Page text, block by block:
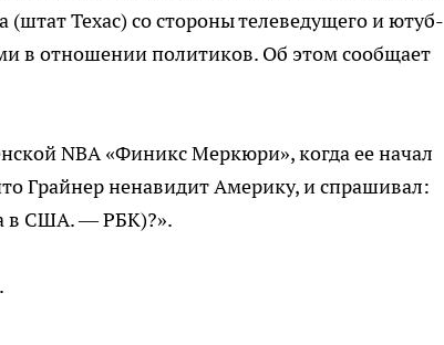
(штат Техас) со стороны телеведущего и ютуб-
в отношении политиков. Об этом сообщает
NBA «Финикс Меркюри», когда ее начал
Грайнер ненавидит Америку, и спрашивал:
в США. — РБК)?».